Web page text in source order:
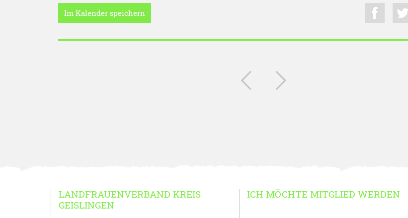
Im Kalender speichern
LANDFRAUENVERBAND KREIS
GEISLINGEN
ICH MÖCHTE MITGLIED WERDEN